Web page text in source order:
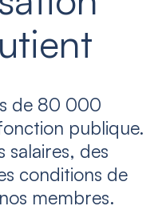
de 80 000
publique.
salaires, des
conditions de
membres.